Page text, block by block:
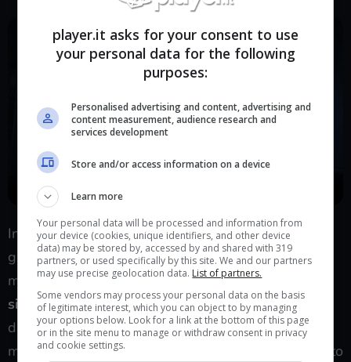
In quel caso, c’era una maggior presenza di nemici,
gli ospiti dell’ospedale psichiatrico che con le loro
movenze riuscivano a dare unaconnotazione
silenthillianain 2 dimensioni alla sequenza. Nella
demo odierna, invece, la scena è più desolante,
maggiormente psicologica, intimista quasi. Dal punto
player.it asks for your consent to use
your personal data for the following
purposes:
Personalised advertising and content, advertising and
content measurement, audience research and
services development
Store and/or access information on a device
Learn more
Your personal data will be processed and information from
your device (cookies, unique identifiers, and other device
data) may be stored by, accessed by and shared with 319
partners, or used specifically by this site. We and our partners
may use precise geolocation data. List of partners.
Some vendors may process your personal data on the basis
of legitimate interest, which you can object to by managing
your options below. Look for a link at the bottom of this page
or in the site menu to manage or withdraw consent in privacy
and cookie settings.